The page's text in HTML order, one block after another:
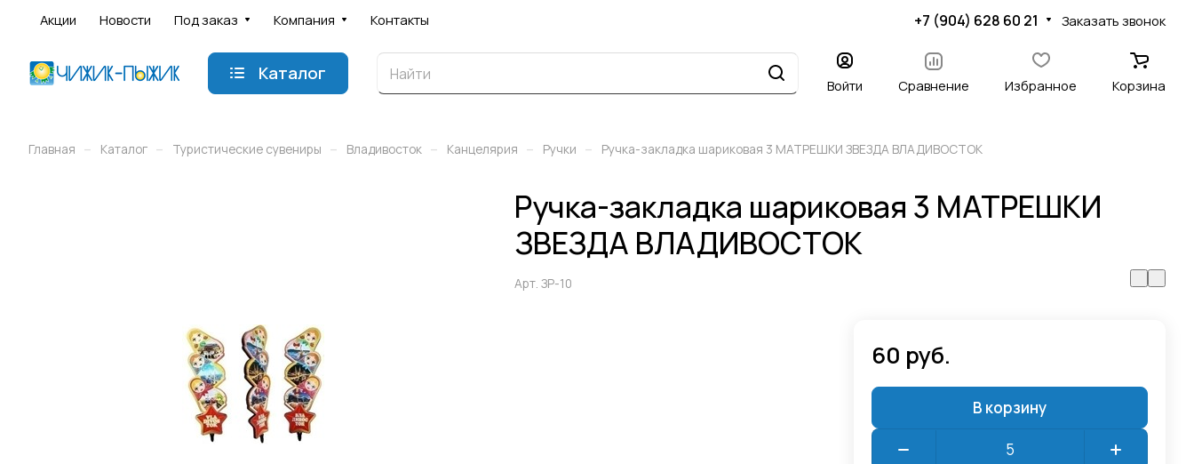
Акции Новости Под заказ Компания Контакты +7 (904) 628 60 21 Заказать звонок
Каталог
Войти Сравнение Избранное Корзина
Главная – Каталог – Туристические сувениры – Владивосток – Канцелярия – Ручки – Ручка-закладка шариковая 3 МАТРЕШКИ ЗВЕЗДА ВЛАДИВОСТОК
Ручка-закладка шариковая 3 МАТРЕШКИ
ЗВЕЗДА ВЛАДИВОСТОК
Арт. ЗР-10
60 руб.
В корзину